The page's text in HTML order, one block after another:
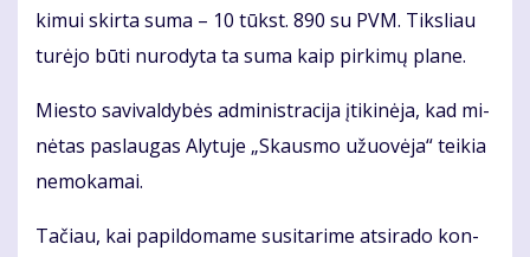
ki­mui skir­ta su­ma – 10 tūkst. 890 su PVM. Tiks­liau
tu­rė­jo bū­ti nu­ro­dy­ta ta su­ma kaip pir­ki­mų pla­ne.
Mies­to sa­vi­val­dy­bės ad­mi­nist­ra­ci­ja įti­ki­nė­ja, kad mi­
nė­tas pa­slau­gas Aly­tu­je „Skaus­mo užuo­vė­ja“ tei­kia
ne­mo­ka­mai.
Ta­čiau, kai papildomame su­si­­tarime at­si­ra­do kon­